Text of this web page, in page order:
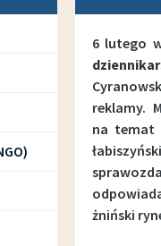
6 lutego
reklamy.
na temat
żniński